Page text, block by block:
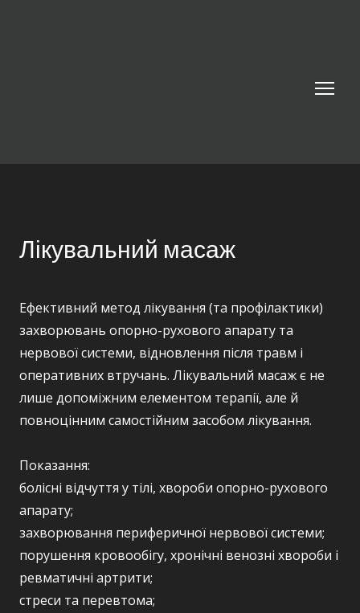
Лікувальний масаж
Ефективний метод лікування (та профілактики)
захворювань опорно-рухового апарату та
нервової системи, відновлення після травм і
оперативних втручань. Лікувальний масаж є не
лише допоміжним елементом терапії, але й
повноцінним самостійним засобом лікування.
Показання:
болісні відчуття у тілі, хвороби опорно-рухового
апарату;
захворювання периферичної нервової системи;
порушення кровообігу, хронічні венозні хвороби і
ревматичні артрити;
стреси та перевтома;